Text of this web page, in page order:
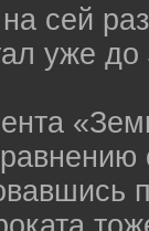
сей
уже